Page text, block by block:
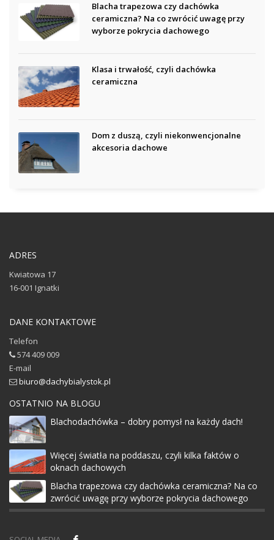
Blacha trapezowa czy dachówka
ceramiczna? Na co zwrócić uwagę przy
wyborze pokrycia dachowego
Klasa i trwałość, czyli dachówka
ceramiczna
Dom z duszą, czyli niekonwencjonalne
akcesoria dachowe
ADRES
Kwiatowa 17
16-001 Ignatki
DANE KONTAKTOWE
Telefon
574 409 009
E-mail
biuro@dachybialystok.pl
OSTATNIO NA BLOGU
Blachodachówka – dobry pomysł na każdy dach!
Więcej światła na poddaszu, czyli kilka faktów o
oknach dachowych
Blacha trapezowa czy dachówka ceramiczna? Na co
zwrócić uwagę przy wyborze pokrycia dachowego